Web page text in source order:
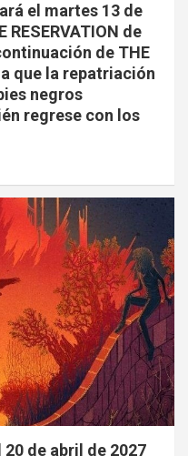
el martes 13 de
de
de THE
que la repatriación
negros
regrese con los
de abril de 2027